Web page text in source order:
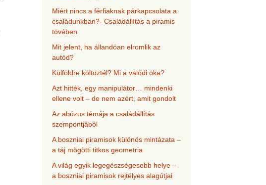
Miért nincs a férfiaknak párkapcsolata a
családunkban?- Családállítás a piramis
tövében
Mit jelent, ha állandóan elromlik az
autód?
Külföldre költöztél? Mi a valódi oka?
Azt hitték, egy manipulátor… mindenki
ellene volt – de nem azért, amit gondolt
Az abúzus témája a családállítás
szempontjából
A boszniai piramisok különös mintázata –
a táj mögötti titkos geometria
A világ egyik legegészségesebb helye –
a boszniai piramisok rejtélyes alagútjai